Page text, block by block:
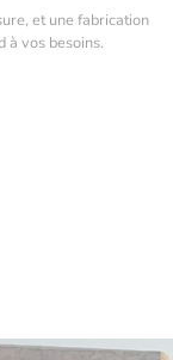
et une fabrication
à vos besoins.